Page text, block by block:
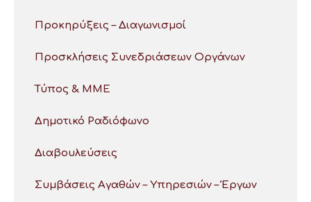
Προκηρύξεις – Διαγωνισμοί
Προσκλήσεις Συνεδριάσεων Οργάνων
Τύπος & ΜΜΕ
Δημοτικό Ραδιόφωνο
Διαβουλεύσεις
Συμβάσεις Αγαθών – Υπηρεσιών – Έργων